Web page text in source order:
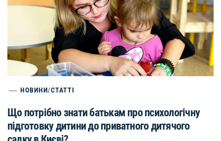
НОВИНИ/СТАТТІ
Що потрібно знати батькам про психологічну
підготовку дитини до приватного дитячого